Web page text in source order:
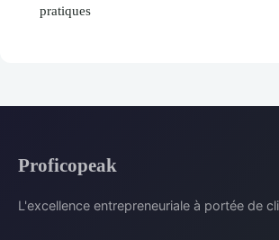
pratiques
Proficopeak
L'excellence entrepreneuriale à portée de